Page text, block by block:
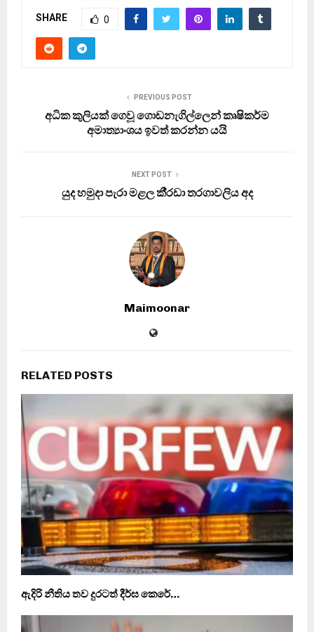
SHARE 0
PREVIOUS POST
අධික කුලියක් ගෙවූ ගොඩනැගිල්ලෙන් කෘෂිකර්ම
අමාත්‍යාංශය ඉවත් කරන්න යයි
NEXT POST
යුද හමුදා පැරා මළල කී‍්‍රඩා තරගාවලිය අද
Maimoonar
RELATED POSTS
ඇදිරි නීතිය තව දුරටත් දීර්ඝ කෙරේ…